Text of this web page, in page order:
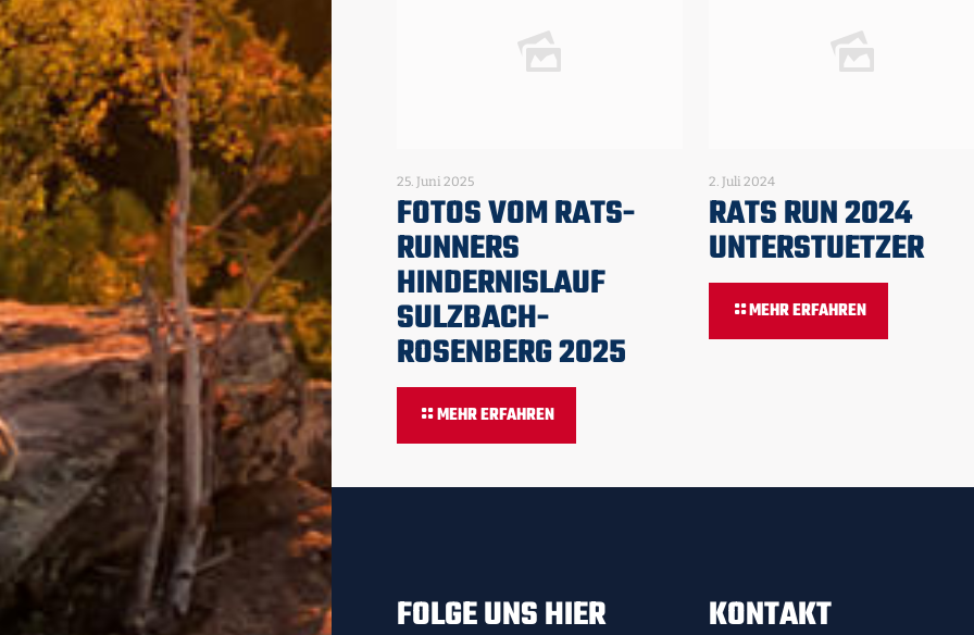
25. Juni 2025
FOTOS VOM RATS-
RUNNERS
HINDERNISLAUF
SULZBACH-
ROSENBERG 2025
MEHR ERFAHREN
2. Juli 2024
RATS RUN 2024
UNTERSTUETZER
MEHR ERFAHREN
FOLGE UNS HIER KONTAKT